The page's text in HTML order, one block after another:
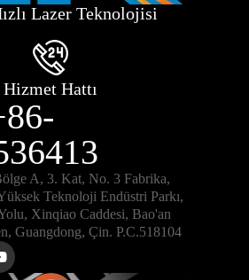
Lazer Teknolojisi
Hizmet Hattı
A, 3. Kat, No. 3 Fabrika,
Teknoloji Endüstri Parkı,
Xinqiao Caddesi, Bao'an
Guangdong, Çin. P.C.518104